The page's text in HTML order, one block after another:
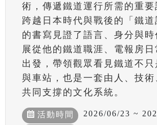
術，傳遞鐵道運行所需的重
跨越日本時代與戰後的「鐵
的書寫見證了語言、身分與
展從他的鐵道職涯、電報房
出發，帶領觀眾看見鐵道不
與車站，也是一套由人、技
共同支撐的文化系統。
活動時間 2026/06/23 ~